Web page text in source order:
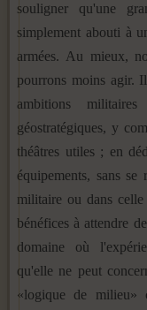
souligner qu'une
simplement abouti à
armées. Au mieux,
pourrons moins agir.
ambitions
géostratégiques, y
théâtres utiles ; en
équipements, sans
militaire ou dans
bénéfices à attendre
domaine où
qu'elle ne peut
«logique de milieu»